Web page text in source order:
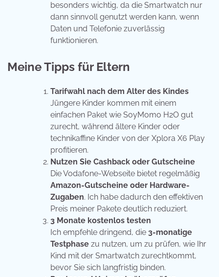
besonders wichtig, da die Smartwatch nur
dann sinnvoll genutzt werden kann, wenn
Daten und Telefonie zuverlässig
funktionieren.
Meine Tipps für Eltern
Tarifwahl nach dem Alter des Kindes
Jüngere Kinder kommen mit einem
einfachen Paket wie SoyMomo H2O gut
zurecht, während ältere Kinder oder
technikaffine Kinder von der Xplora X6 Play
profitieren.
Nutzen Sie Cashback oder Gutscheine
Die Vodafone-Webseite bietet regelmäßig
Amazon-Gutscheine oder Hardware-
Zugaben. Ich habe dadurch den effektiven
Preis meiner Pakete deutlich reduziert.
3 Monate kostenlos testen
Ich empfehle dringend, die 3-monatige
Testphase zu nutzen, um zu prüfen, wie Ihr
Kind mit der Smartwatch zurechtkommt,
bevor Sie sich langfristig binden.